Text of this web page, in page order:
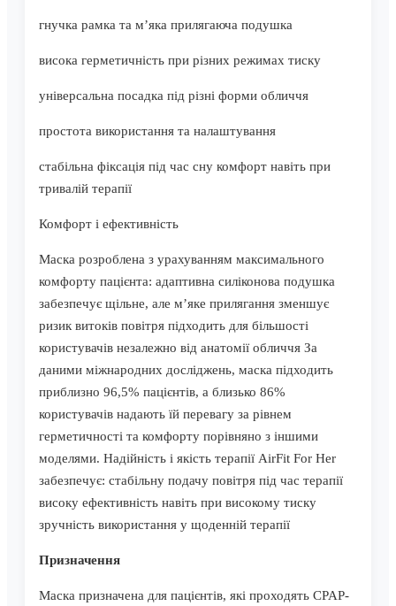
гнучка рамка та м’яка прилягаюча подушка
висока герметичність при різних режимах тиску
універсальна посадка під різні форми обличчя
простота використання та налаштування
стабільна фіксація під час сну комфорт навіть при
тривалій терапії
Комфорт і ефективність
Маска розроблена з урахуванням максимального
комфорту пацієнта: адаптивна силіконова подушка
забезпечує щільне, але м’яке прилягання зменшує
ризик витоків повітря підходить для більшості
користувачів незалежно від анатомії обличчя За
даними міжнародних досліджень, маска підходить
приблизно 96,5% пацієнтів, а близько 86%
користувачів надають їй перевагу за рівнем
герметичності та комфорту порівняно з іншими
моделями. Надійність і якість терапії AirFit For Her
забезпечує: стабільну подачу повітря під час терапії
високу ефективність навіть при високому тиску
зручність використання у щоденній терапії
Призначення
Маска призначена для пацієнтів, які проходять CPAP-